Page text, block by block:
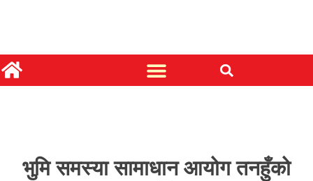
भुमि समस्या सामाधान आयोग तनहुँको